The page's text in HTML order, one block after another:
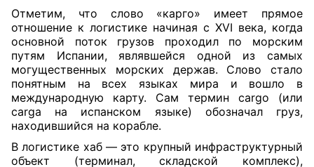
Отметим, что слово «карго» имеет прямое
отношение к логистике начиная с XVI века, когда
основной поток грузов проходил по морским
путям Испании, являвшейся одной из самых
могущественных морских держав. Слово стало
понятным на всех языках мира и вошло в
международную карту. Сам термин cargo (или
carga на испанском языке) обозначал груз,
находившийся на корабле.
В логистике хаб — это крупный инфраструктурный
объект (терминал, складской комплекс),